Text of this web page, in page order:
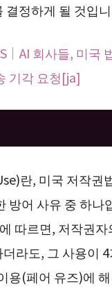
결정하게 될 것입
｜AI 회사들, 미국
기각 요청[ja]
란, 미국 저작권
방어 사유 중 하나
따르면, 저작권자
라도, 그 사용이
용(페어 유즈)에